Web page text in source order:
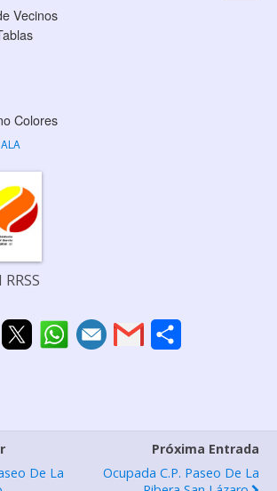
Vecinos
Colores
a
r
De La
Próxima Entrada
Ocupada C.P. Paseo De La